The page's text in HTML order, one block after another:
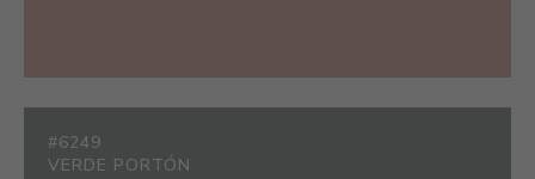
#6249
VERDE PORTÓN